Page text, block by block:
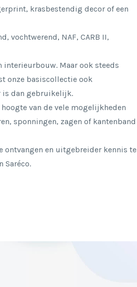
krasbestendig decor of een
vochtwerend, NAF, CARB II,
interieurbouw. Maar ook steeds
onze basiscollectie ook
is dan gebruikelijk.
van de vele mogelijkheden
sponningen, zagen of kantenband
ontvangen en uitgebreider kennis te
Saréco.